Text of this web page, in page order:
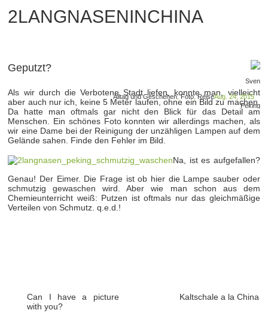
2LANGNASENINCHINA
Geputzt?
Sven
Aug. 24, 2015
Alltag und Geschehen,Foto,Reise
Peking
Als wir durch die Verbotene Stadt liefen, konnte man, vielleicht
aber auch nur ich, keine 5 Meter laufen, ohne ein Bild zu machen.
Da hatte man oftmals gar nicht den Blick für das Detail am
Menschen. Ein schönes Foto konnten wir allerdings machen, als
wir eine Dame bei der Reinigung der unzähligen Lampen auf dem
Gelände sahen. Finde den Fehler im Bild.
Na, ist es aufgefallen?
Genau! Der Eimer. Die Frage ist ob hier die Lampe sauber oder
schmutzig gewaschen wird. Aber wie man schon aus dem
Chemieunterricht weiß: Putzen ist oftmals nur das gleichmäßige
Verteilen von Schmutz. q.e.d.!
Can I have a picture
with you?
Kaltschale a la China